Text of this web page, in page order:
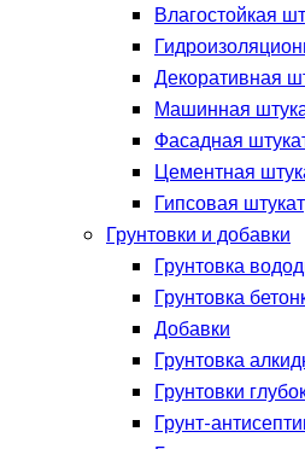
Влагостойкая
Декоративная
Машинная
Фасадная
Цементная
Гипсовая
Грунтовки и добавки
Грунтовка
Грунтовка
Добавки
Грунтовка
Грунтовки
Грунт-